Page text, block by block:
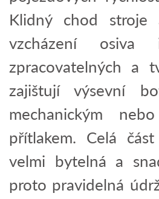
Klidný chod stroje
vzcházení
zpracovatelných a
zajištují výsevní
mechanickým
přítlakem. Celá
velmi bytelná a
proto pravidelná